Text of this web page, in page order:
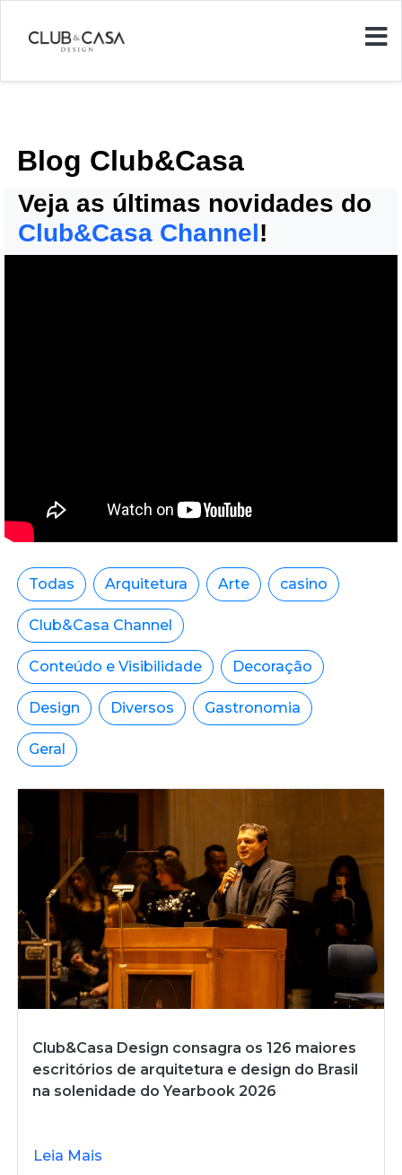
Blog Club&Casa
Veja as últimas novidades do
Club&Casa Channel!
Todas Arquitetura Arte casino
Club&Casa Channel
Conteúdo e Visibilidade Decoração
Design Diversos Gastronomia
Geral
Club&Casa Design consagra os 126 maiores
escritórios de arquitetura e design do Brasil
na solenidade do Yearbook 2026
Leia Mais